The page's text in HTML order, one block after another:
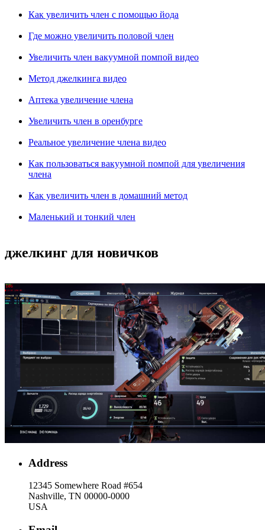
Как увеличить член с помощью йода
Где можно увеличить половой член
Увеличить член вакуумной помпой видео
Метод джелкинга видео
Аптека увеличение члена
Увеличить член в оренбурге
Реальное увеличение члена видео
Как пользоваться вакуумной помпой для увеличения
члена
Как увеличить член в домашний метод
Маленький и тонкий член
джелкинг для новичков
Address
12345 Somewhere Road #654
Nashville, TN 00000-0000
USA